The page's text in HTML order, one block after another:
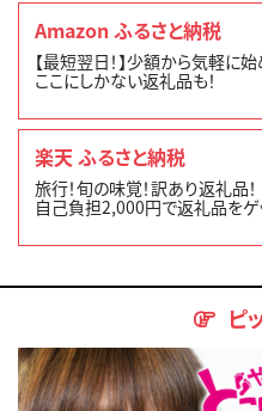
Amazon ふるさと納税
【最短翌日！】少額から気軽に
ここにしかない返礼品も！
楽天 ふるさと納税
旅行！旬の味覚！訳あり返礼品！
自己負担2,000円で返礼品をゲ
ピ